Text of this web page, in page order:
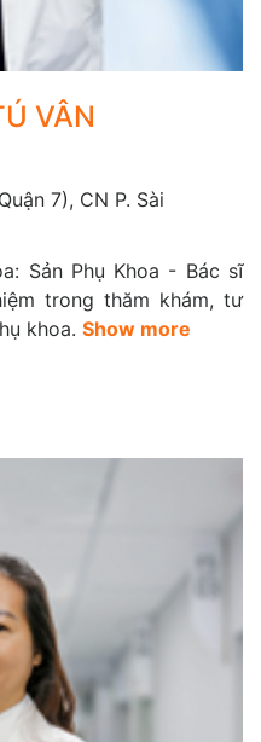
VÂN
7), CN P. Sài
Sản Phụ Khoa - Bác sĩ
trong thăm khám, tư
khoa. Show more